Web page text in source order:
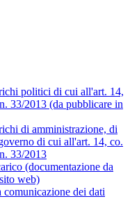
politici di cui all'art. 14,
33/2013 (da pubblicare in
di amministrazione, di
di cui all'art. 14, co.
33/2013
(documentazione da
web)
comunicazione dei dati